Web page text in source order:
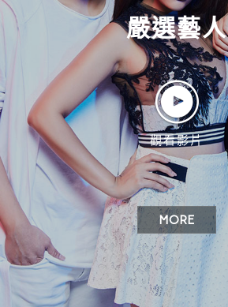
嚴選藝人
觀看影片
MORE